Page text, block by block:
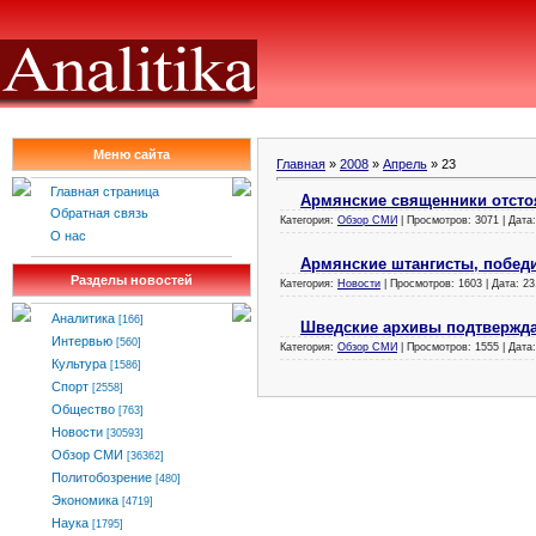
Меню сайта
Главная страница
Обратная связь
О нас
Разделы новостей
Аналитика [166]
Интервью [560]
Культура [1586]
Спорт [2558]
Общество [763]
Новости [30593]
Обзор СМИ [36362]
Политобозрение [480]
Экономика [4719]
Наука [1795]
Главная » 2008 » Апрель » 23
Армянские священники
Категория: Обзор СМИ | Просмотров: 3071 |
Армянские штангисты,
Категория: Новости | Просмотров: 1603 | Дата:
Шведские архивы
Категория: Обзор СМИ | Просмотров: 1555 |